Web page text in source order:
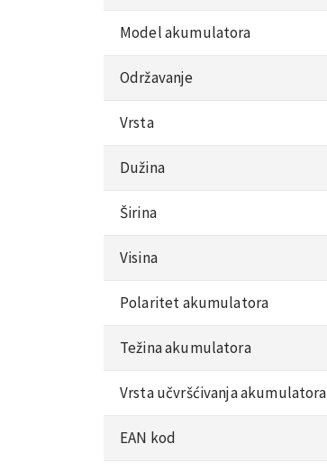
Model akumulatora
Održavanje
Vrsta
Dužina
Širina
Visina
Polaritet akumulatora
Težina akumulatora
Vrsta učvršćivanja akumulatora
EAN kod